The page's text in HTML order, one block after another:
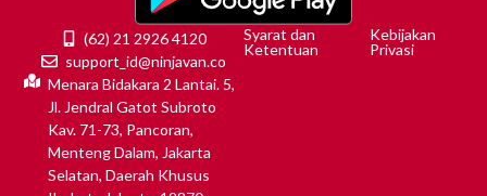
(62) 21 2926 4120
support_id@ninjavan.co
Menara Bidakara 2 Lantai. 5,
Jl. Jendral Gatot Subroto
Kav. 71-73, Pancoran,
Menteng Dalam, Jakarta
Selatan, Daerah Khusus
Syarat dan
Ketentuan
Kebijakan
Privasi